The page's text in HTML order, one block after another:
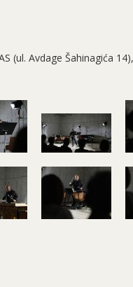
(ul. Avdage Šahinagića